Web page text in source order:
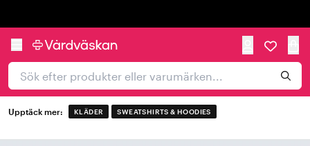
Upptäck mer: KLÄDER SWEATSHIRTS & HOODIES